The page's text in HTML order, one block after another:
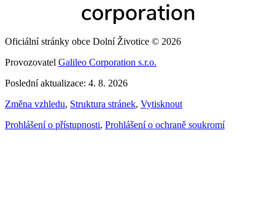
Oficiální stránky obce Dolní Životice © 2026
Provozovatel Galileo Corporation s.r.o.
Poslední aktualizace: 4. 8. 2026
Změna vzhledu, Struktura stránek, Vytisknout
Prohlášení o přístupnosti, Prohlášení o ochraně soukromí